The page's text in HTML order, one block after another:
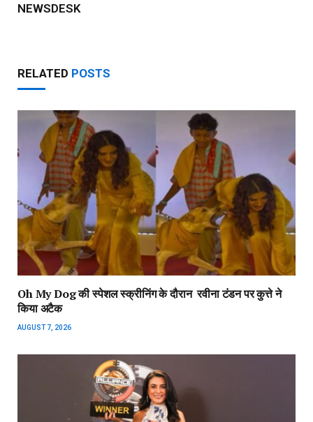
NEWSDESK
RELATED POSTS
Oh My Dog की स्पेशल स्क्रीनिंग के दौरान रवीना टंडन पर कुत्ते ने
किया अटैक
AUGUST 7, 2026